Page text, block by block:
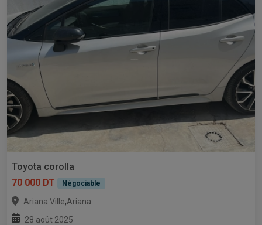
Toyota corolla
70 000 DT
Négociable
Ariana Ville,Ariana
28 août 2025